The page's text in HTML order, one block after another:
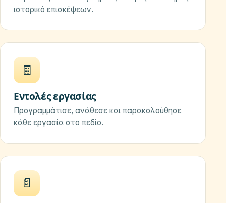
ιστορικό επισκέψεων.
🧾
Εντολές εργασίας
Προγραμμάτισε, ανάθεσε και παρακολούθησε
κάθε εργασία στο πεδίο.
📄